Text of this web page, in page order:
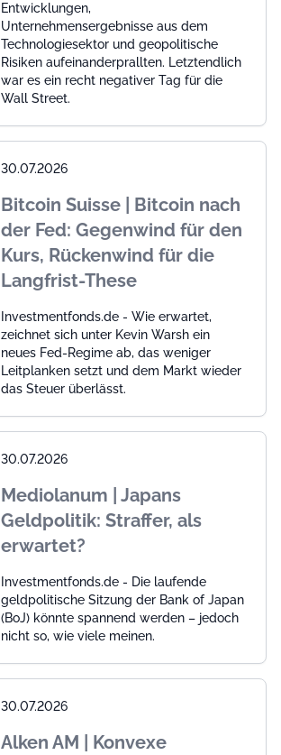
Entwicklungen,
Unternehmensergebnisse aus dem
Technologiesektor und geopolitische
Risiken aufeinanderprallten. Letztendlich
war es ein recht negativer Tag für die
Wall Street.
30.07.2026
Bitcoin Suisse | Bitcoin nach
der Fed: Gegenwind für den
Kurs, Rückenwind für die
Langfrist-These
Investmentfonds.de - Wie erwartet,
zeichnet sich unter Kevin Warsh ein
neues Fed-Regime ab, das weniger
Leitplanken setzt und dem Markt wieder
das Steuer überlässt.
30.07.2026
Mediolanum | Japans
Geldpolitik: Straffer, als
erwartet?
Investmentfonds.de - Die laufende
geldpolitische Sitzung der Bank of Japan
(BoJ) könnte spannend werden – jedoch
nicht so, wie viele meinen.
30.07.2026
Alken AM | Konvexe